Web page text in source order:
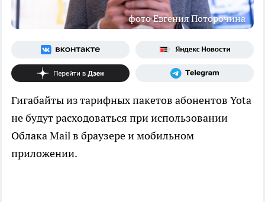
фото Евгения Поторочина
Гигабайты из тарифных пакетов абонентов Yota
не будут расходоваться при использовании
Облака Mail в браузере и мобильном
приложении.